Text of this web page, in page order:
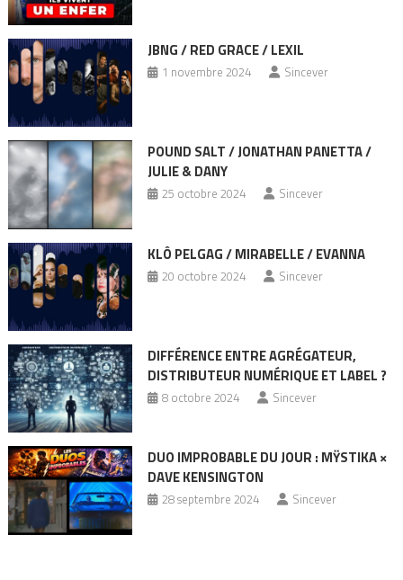
JBNG / RED GRACE / LEXIL
1 novembre 2024 Sincever
POUND SALT / JONATHAN PANETTA /
JULIE & DANY
25 octobre 2024 Sincever
KLÔ PELGAG / MIRABELLE / EVANNA
20 octobre 2024 Sincever
DIFFÉRENCE ENTRE AGRÉGATEUR,
DISTRIBUTEUR NUMÉRIQUE ET LABEL ?
8 octobre 2024 Sincever
DUO IMPROBABLE DU JOUR : MŸSTIKA ×
DAVE KENSINGTON
28 septembre 2024 Sincever